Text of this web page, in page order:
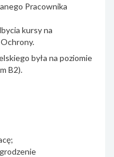
Pracownika
kursy na
była na poziomie
B2).